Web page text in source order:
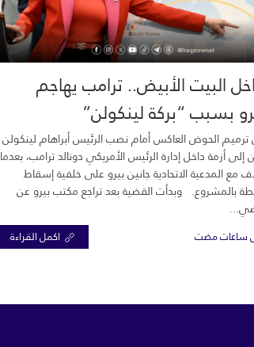
البيت الأبيض.. ترامب يهاجم
بسبب “بركة لينكولن”
ترميم الحوض العاكس أمام نصب الرئيس أبراهام لينكولن
أزمة داخل إدارة الرئيس الأمريكي دونالد ترامب، بعدما
المدعية الاتحادية جانين بيرو على خلفية إسقاط
بالمشروع. وبدأت القضية بعد تراجع مكتب بيرو عن
ساعات مضت اكمل القراءة